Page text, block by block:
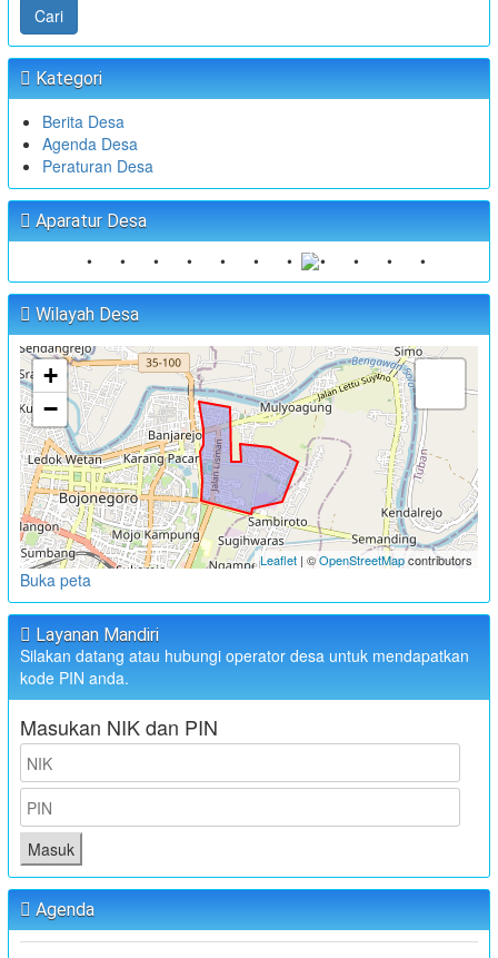
Cari
Kategori
Berita Desa
Agenda Desa
Peraturan Desa
Aparatur Desa
• • • • • • • • • • •
Wilayah Desa
+
−
Leaflet | ©OpenStreetMapcontributors
Buka peta
Layanan Mandiri
Silakan datang atau hubungi operator desa untuk mendapatkan
kode PIN anda.
Masukan NIK dan PIN
Masuk
Agenda